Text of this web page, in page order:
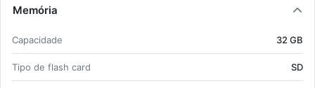
Memória
Ca­pa­ci­dade 32 GB
Tipo de flash card SD